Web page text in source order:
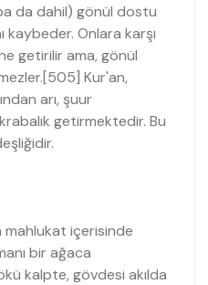
da dahil) gönül dostu
kaybeder. Onlara karşı
getirilir ama, gönül
Kur'an,
arı, şuur
getirmektedir. Bu
mahlukat içerisinde
bir ağaca
kalpte, gövdesi akılda